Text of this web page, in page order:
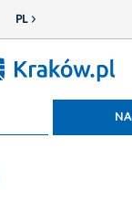
PL